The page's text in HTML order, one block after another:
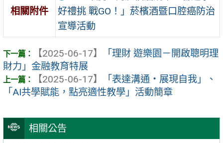
相關公告
相關附件
好禮挑 戰GO！」菸檳酒暨口腔癌防治
宣導活動
【2025-06-17】
「理財 遊樂園－開啟聰明理
財力」金融教育特展
【2025-06-17】
「表達溝通・展現自我」、
「AI共學賦能，點亮適性教學」活動簡章